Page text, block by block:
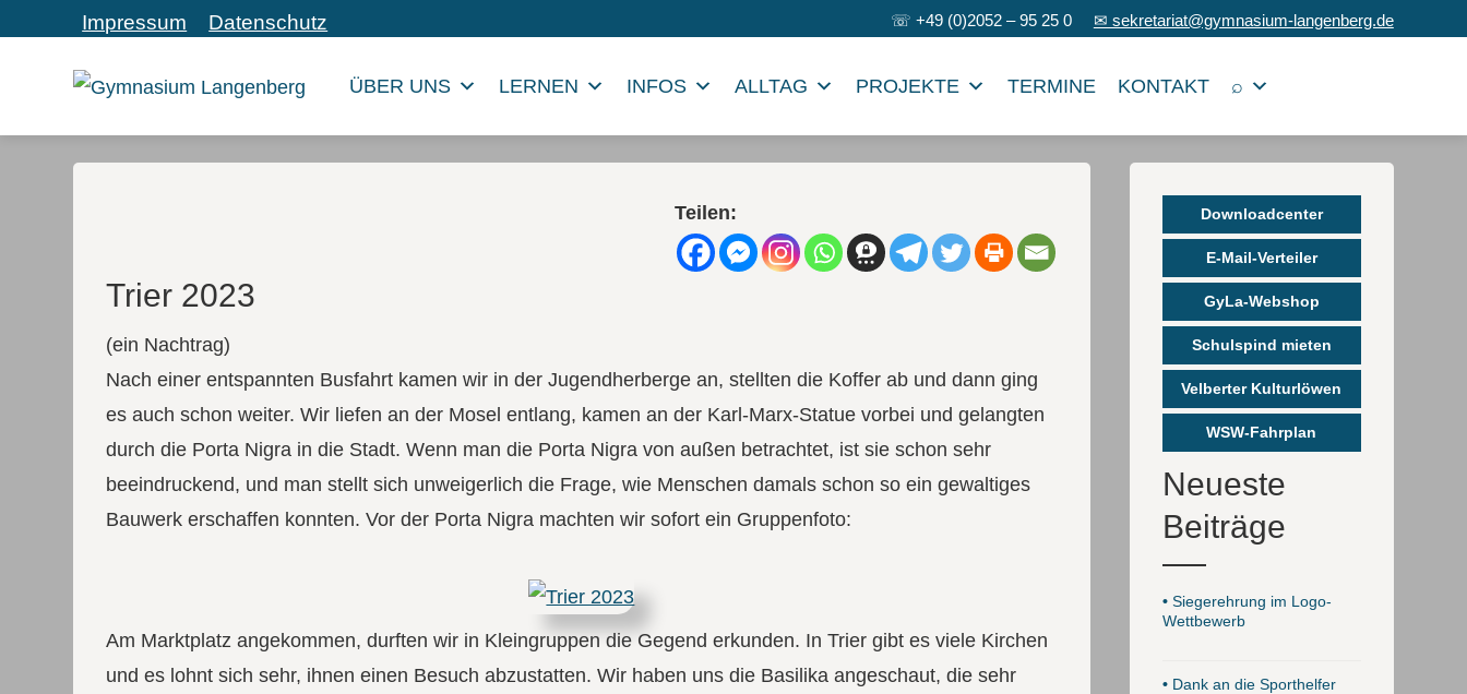
Impressum Datenschutz ☏ +49 (0)2052 – 95 25 0 ✉ sekretariat@gymnasium-langenberg.de
ÜBER UNS LERNEN INFOS ALLTAG PROJEKTE TERMINE KONTAKT ⌕
Teilen:
Trier 2023
(ein Nachtrag)
Nach einer entspannten Busfahrt kamen wir in der Jugendherberge an, stellten die Koffer ab und dann ging
es auch schon weiter. Wir liefen an der Mosel entlang, kamen an der Karl-Marx-Statue vorbei und gelangten
durch die Porta Nigra in die Stadt. Wenn man die Porta Nigra von außen betrachtet, ist sie schon sehr
beeindruckend, und man stellt sich unweigerlich die Frage, wie Menschen damals schon so ein gewaltiges
Bauwerk erschaffen konnten. Vor der Porta Nigra machten wir sofort ein Gruppenfoto:
Am Marktplatz angekommen, durften wir in Kleingruppen die Gegend erkunden. In Trier gibt es viele Kirchen
und es lohnt sich sehr, ihnen einen Besuch abzustatten. Wir haben uns die Basilika angeschaut, die sehr
Downloadcenter
E-Mail-Verteiler
GyLa-Webshop
Schulspind mieten
Velberter Kulturlöwen
WSW-Fahrplan
Neueste
Beiträge
•Siegerehrung im Logo-
Wettbewerb
•Dank an die Sporthelfer